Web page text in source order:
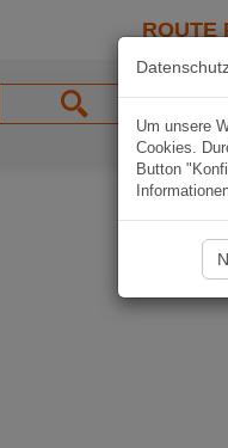
ROUTE
Um unsere
Cookies.
Button